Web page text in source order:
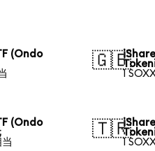
(Ondo
🇬🇧
1
(Ondo
🇹🇷
1